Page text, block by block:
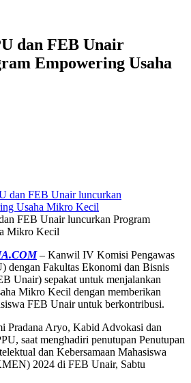
dan FEB Unair
Empowering Usaha
FEB Unair luncurkan Program
Mikro Kecil
– Kanwil IV Komisi Pengawas
dengan Fakultas Ekonomi dan Bisnis
Unair) sepakat untuk menjalankan
Mikro Kecil dengan memberikan
FEB Unair untuk berkontribusi.
Pradana Aryo, Kabid Advokasi dan
saat menghadiri penutupan Penutupan
dan Kebersamaan Mahasiswa
2024 di FEB Unair, Sabtu